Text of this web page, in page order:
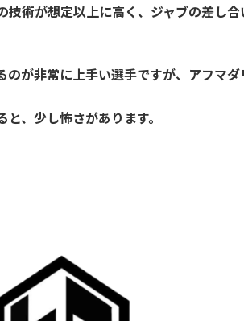
術が想定以上に高く、 ジャブの差し
が非常に上手い選手ですが、アフマ
、少し怖さがあります。